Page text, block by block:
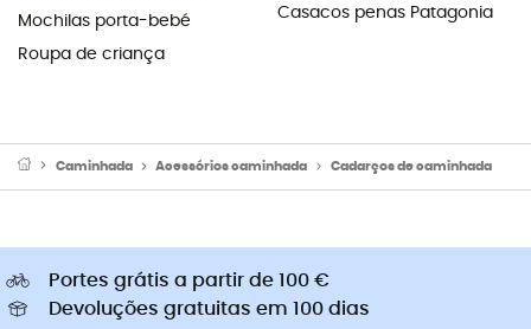
Mochilas porta-bebé
Roupa de criança
Casacos penas Patagonia
Caminhada Acessórios caminhada Cadarços de caminhada
Portes grátis a partir de 100 €
Devoluções gratuitas em 100 dias